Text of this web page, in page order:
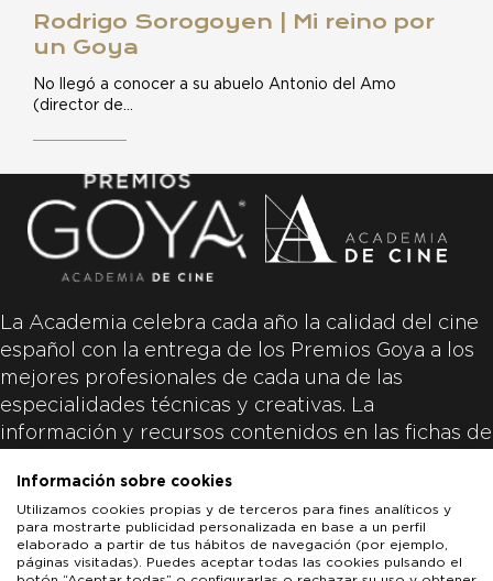
Rodrigo Sorogoyen | Mi reino por
un Goya
No llegó a conocer a su abuelo Antonio del Amo
(director de…
La Academia celebra cada año la calidad del cine
español con la entrega de los Premios Goya a los
mejores profesionales de cada una de las
especialidades técnicas y creativas. La
información y recursos contenidos en las fichas de
productoras de las películas y responsabilidad
única y exclusiva de las mismas.
Información sobre cookies
Utilizamos cookies propias y de terceros para fines analíticos y
para mostrarte publicidad personalizada en base a un perfil
elaborado a partir de tus hábitos de navegación (por ejemplo,
páginas visitadas). Puedes aceptar todas las cookies pulsando el